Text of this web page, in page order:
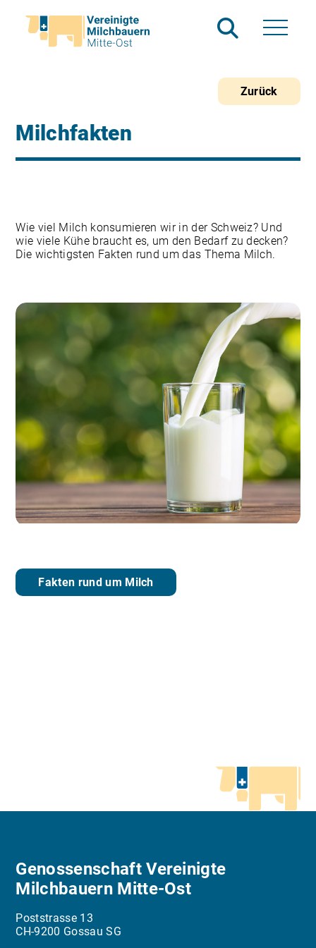
Zurück
Milchfakten
Wie viel Milch konsumieren wir in der Schweiz? Und
wie viele Kühe braucht es, um den Bedarf zu decken?
Die wichtigsten Fakten rund um das Thema Milch.
Fakten rund um Milch
Genossenschaft Vereinigte
Milchbauern Mitte-Ost
Poststrasse 13
CH-9200 Gossau SG